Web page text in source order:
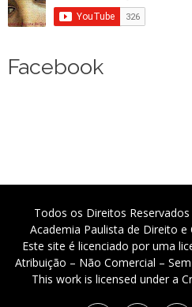
Facebook
Todos os Direitos
Academia Paulista de Direito e
Este site é licenciado por uma
Atribuição – Não Comercial –
This work is licensed under a